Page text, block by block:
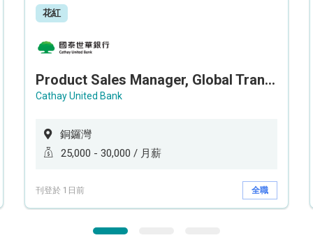
花紅
Product Sales Manager, Global Transaction Service (GTS)
Cathay United Bank
銅鑼灣
25,000 - 30,000 / 月薪
刊登於 1日前 全職